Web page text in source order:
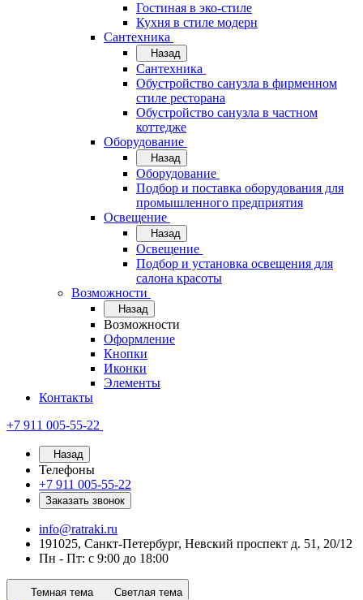
Гостиная в эко-стиле
Кухня в стиле модерн
Сантехника
Назад
Сантехника
Обустройство санузла в фирменном
стиле ресторана
Обустройство санузла в частном
коттедже
Оборудование
Назад
Оборудование
Подбор и поставка оборудования для
промышленного предприятия
Освещение
Назад
Освещение
Подбор и установка освещения для
салона красоты
Возможности
Назад
Возможности
Оформление
Кнопки
Иконки
Элементы
Контакты
+7 911 005-55-22
Назад
Телефоны
+7 911 005-55-22
Заказать звонок
info@ratraki.ru
191025, Санкт-Петербург, Невский проспект д. 51, 20/12
Пн - Пт: с 9:00 до 18:00
Темная тема Светлая тема